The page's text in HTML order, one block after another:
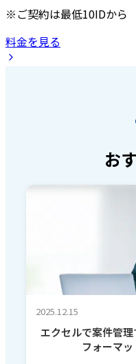
※ご契約は最低10IDから
料金を見る
お
2025.12.15
エクセルで案件管
フォーマ